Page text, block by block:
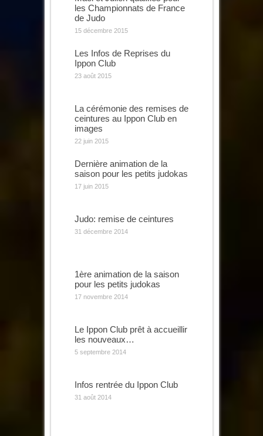
les Championnats de France
de Judo
15 décembre 2015
Les Infos de Reprises du
Ippon Club
23 août 2015
La cérémonie des remises de
ceintures au Ippon Club en
images
22 juin 2015
Dernière animation de la
saison pour les petits judokas
17 juin 2015
Judo: remise de ceintures
31 décembre 2014
1ère animation de la saison
pour les petits judokas
17 novembre 2014
Le Ippon Club prêt à accueillir
les nouveaux…
5 septembre 2014
Infos rentrée du Ippon Club
31 août 2014